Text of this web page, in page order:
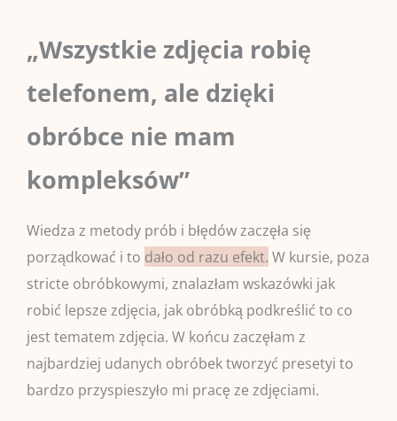
„Wszystkie zdjęcia robię
telefonem, ale dzięki
obróbce nie mam
kompleksów”
Wiedza z metody prób i błędów zaczęła się
porządkować i to dało od razu efekt. W kursie, poza
stricte obróbkowymi, znalazłam wskazówki jak
robić lepsze zdjęcia, jak obróbką podkreślić to co
jest tematem zdjęcia. W końcu zaczęłam z
najbardziej udanych obróbek tworzyć presetyi to
bardzo przyspieszyło mi pracę ze zdjęciami.